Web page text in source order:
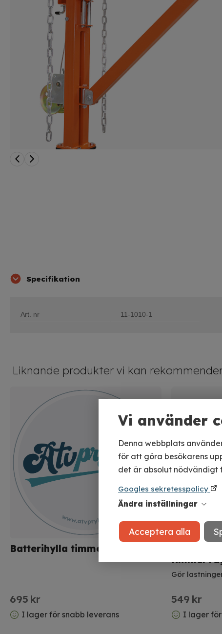
Vi använder
Denna webbplats
för att göra besökarens
det är absolut nödvändigt
Googles sekretesspolicy
Ändra inställningar
Acceptera alla
Specifikation
Art. nr 11-1010-1
Liknande produkter vi kan
Batterihylla timmervagn
695 kr
I lager för snabb leverans
Gör
549 kr
I lager